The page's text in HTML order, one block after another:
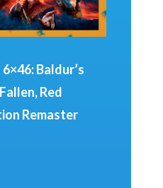
Baldur’s
Red
Remaster